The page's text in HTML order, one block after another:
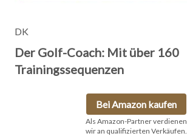
DK
Der Golf-Coach: Mit über 160
Trainingssequenzen
Bei Amazon kaufen
Als Amazon-Partner verdienen
wir an qualifizierten Verkäufen.